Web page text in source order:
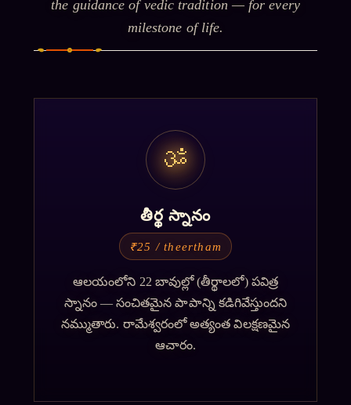
the guidance of vedic tradition — for every
milestone of life.
ॐ
తీర్థ స్నానం
₹25 / theertham
ఆలయంలోని 22 బావుల్లో (తీర్థాలలో) పవిత్ర
స్నానం — సంచితమైన పాపాన్ని కడిగివేస్తుందని
నమ్ముతారు. రామేశ్వరంలో అత్యంత విలక్షణమైన
ఆచారం.